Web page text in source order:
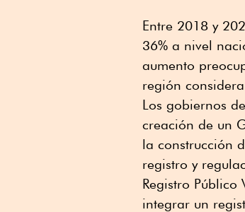
Entre 2018 y
36% a nivel
aumento
región
Los gobiernos
creación de un
la construcción
registro y
Registro Público
integrar un